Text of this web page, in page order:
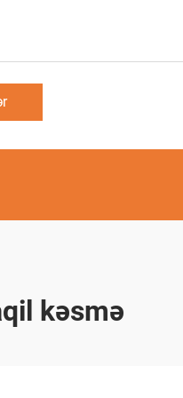
kəsmə